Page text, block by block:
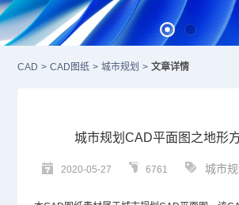
CAD > CAD图纸 > 城市规划 > 文章详情
城市规划CAD平面图之地形
2020-05-27 6761 城市